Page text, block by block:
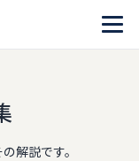
解説です。